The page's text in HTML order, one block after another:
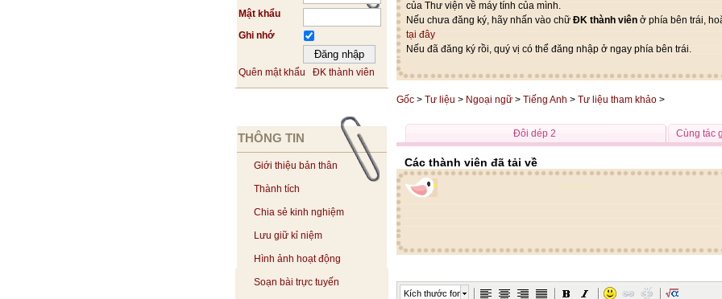
Mật khẩu
Ghi nhớ
Quên mật khẩu ĐK thành viên
THÔNG TIN
Giới thiệu bản thân
Thành tích
Chia sẻ kinh nghiệm
Lưu giữ kỉ niệm
Hình ảnh hoạt động
Soạn bài trực tuyến
của Thư viện về máy tính của mình.
Nếu chưa đăng ký, hãy nhấn vào chữ ĐK thành viên ở phía bên trái,
tại đây
Nếu đã đăng ký rồi, quý vị có thể đăng nhập ở ngay phía bên trái.
Gốc > Tư liệu > Ngoại ngữ > Tiếng Anh > Tư liệu tham khảo >
Đôi dép 2 Cùng tác
Các thành viên đã tải về
Kích thước font